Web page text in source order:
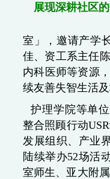
展现深耕社区的
室」，邀请产学
佳、资工系主任
内科医师等资源
续友善失智生活
护理学院等单
整合照顾行动
发展组织、产业
陆续举办52场活
室师生、亚大附